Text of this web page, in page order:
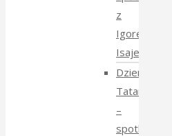
z
Igorem
Isajewem
Dzien
Tatarski
–
spotkanie